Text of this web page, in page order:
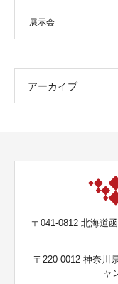
展示会
アーカイブ
〒041-0812 北海道
〒220-0012 神奈川
ャ